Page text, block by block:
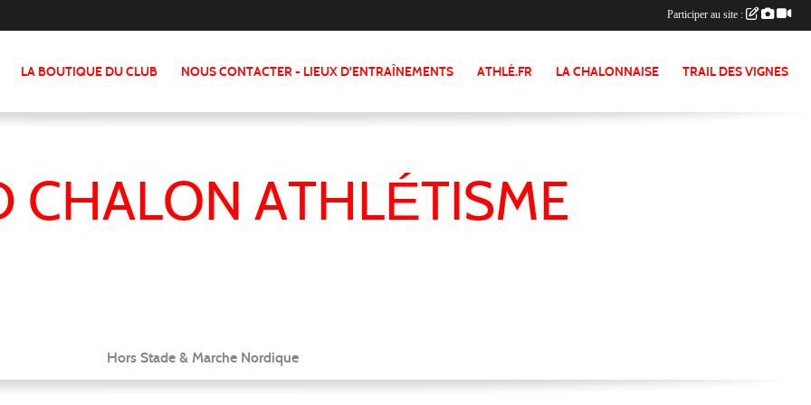
LA BOUTIQUE DU CLUB NOUS CONTACTER - LIEUX D'ENTRAÎNEMENTS ATHLÉ.FR LA CHALONNAISE TRAIL DES VIGNES
CHALON ATHLÉTISME
Hors Stade & Marche Nordique
Participer au site :